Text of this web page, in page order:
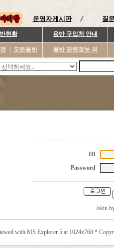
운영자게시판 질
현황 음반 구입처 안내
모든음반 음반 관련정보 외
ID
Password
/skin
with MS Explorer 5 at 1024x768 *